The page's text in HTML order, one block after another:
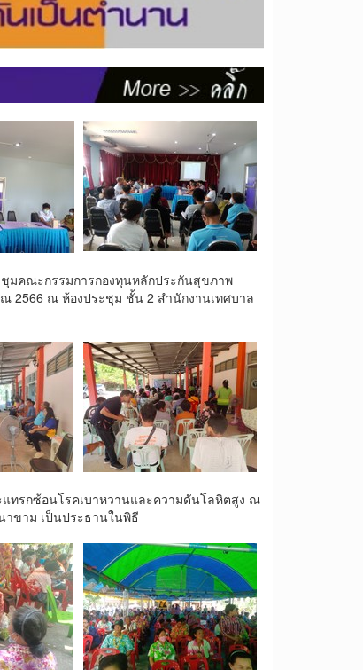
มคณะกรรมการกองทุนหลักประกันสุขภาพ
2566 ณ ห้องประชุม ชั้น 2 สำนักงานเทศบาล
แทรกซ้อนโรคเบาหวานและความดันโลหิตสูง ณ
ขาม เป็นประธานในพิธี